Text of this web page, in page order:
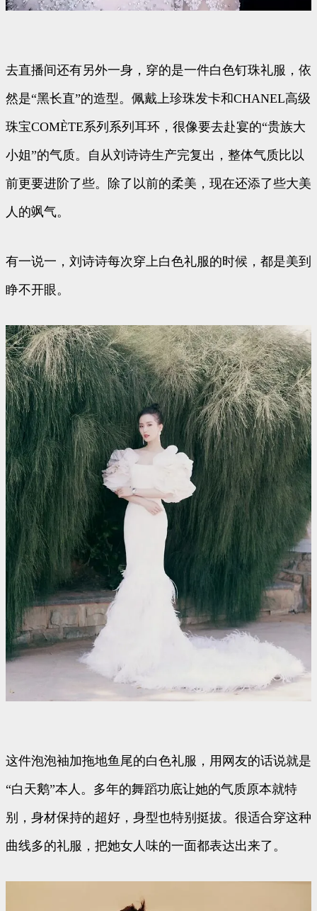
去直播间还有另外一身，穿的是一件白色钉珠礼服，依
然是“黑长直”的造型。佩戴上珍珠发卡和CHANEL高级
珠宝COMÈTE系列系列耳环，很像要去赴宴的“贵族大
小姐”的气质。自从刘诗诗生产完复出，整体气质比以
前更要进阶了些。除了以前的柔美，现在还添了些大美
人的飒气。
有一说一，刘诗诗每次穿上白色礼服的时候，都是美到
睁不开眼。
这件泡泡袖加拖地鱼尾的白色礼服，用网友的话说就是
“白天鹅”本人。多年的舞蹈功底让她的气质原本就特
别，身材保持的超好，身型也特别挺拔。很适合穿这种
曲线多的礼服，把她女人味的一面都表达出来了。